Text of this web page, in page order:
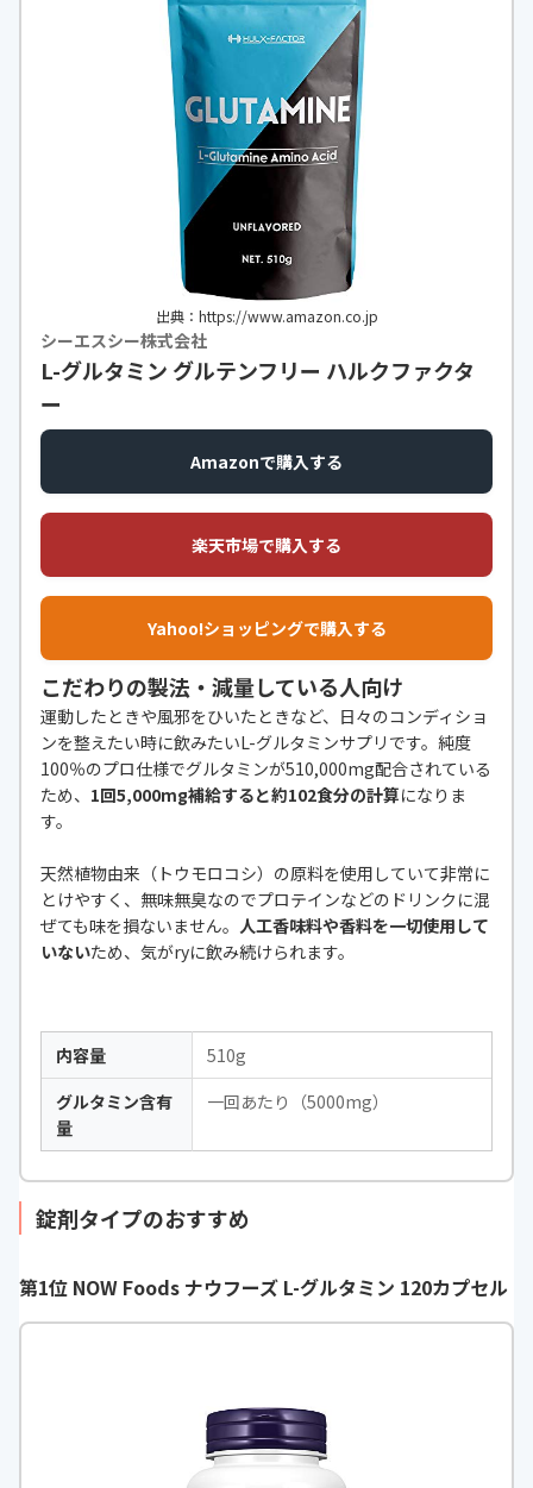
出典：https://www.amazon.co.jp
シーエスシー株式会社
L-グルタミン グルテンフリー ハルクファクタ
ー
Amazonで購入する
楽天市場で購入する
Yahoo!ショッピングで購入する
こだわりの製法・減量している人向け
運動したときや風邪をひいたときなど、日々のコンディショ
ンを整えたい時に飲みたいL-グルタミンサプリです。純度
100％のプロ仕様でグルタミンが510,000mg配合されている
ため、 1回5,000mg補給すると約102食分の計算になりま
す。
天然植物由来（トウモロコシ）の原料を使用していて非常に
とけやすく、無味無臭なのでプロテインなどのドリンクに混
ぜても味を損ないません。 人工香味料や香料を一切使用して
いないため、気がryに飲み続けられます。
内容量
510g
グルタミン含有
量
一回あたり（5000mg）
錠剤タイプのおすすめ
第1位 NOW Foods ナウフーズ L-グルタミン 120カプセル